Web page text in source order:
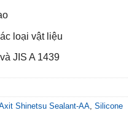
loại vật liệu
JIS A 1439
Shinetsu Sealant-AA Silicone